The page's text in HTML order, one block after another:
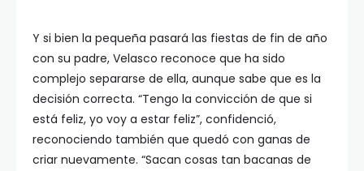
Y si bien la pequeña pasará las fiestas de fin de año
con su padre, Velasco reconoce que ha sido
complejo separarse de ella, aunque sabe que es la
decisión correcta. “Tengo la convicción de que si
está feliz, yo voy a estar feliz”, confidenció,
reconociendo también que quedó con ganas de
criar nuevamente. “Sacan cosas tan bacanas de